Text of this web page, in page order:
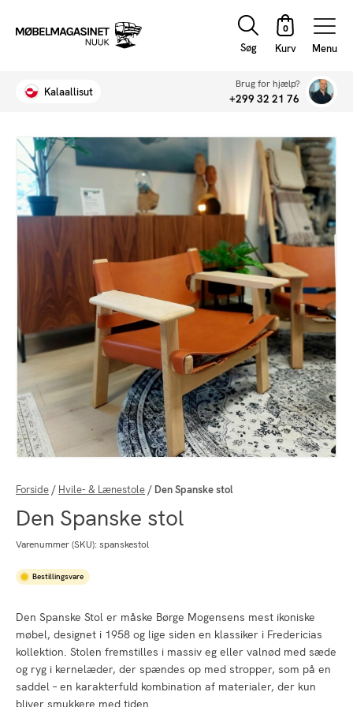
Søg Menu
Kalaallisut
Brug for hjælp?
+299 32 21 76
Forside / Hvile- & Lænestole / Den Spanske stol
Den Spanske stol
Varenummer (SKU): spanskestol
Bestillingsvare
Den Spanske Stol er måske Børge Mogensens mest ikoniske
møbel, designet i 1958 og lige siden en klassiker i Fredericias
kollektion. Stolen fremstilles i massiv eg eller valnød med sæde
og ryg i kernelæder, der spændes op med stropper, som på en
saddel – en karakterfuld kombination af materialer, der kun
bliver smukkere med tiden.